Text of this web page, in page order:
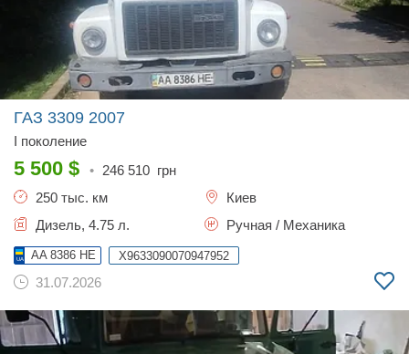
ГАЗ 3309 2007
I поколение
5 500 $ • 246 510 грн
250 тыс. км
Киев
Дизель, 4.75 л.
Ручная / Механика
AA 8386 HE X9633090070947952
31.07.2026